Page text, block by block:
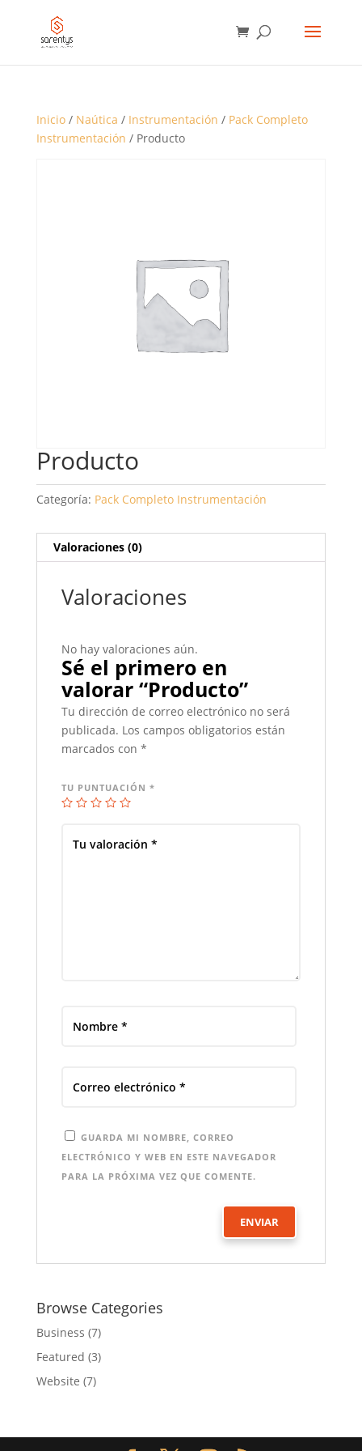
PRODUCTOS
Inicio/ Naútica / Instrumentación / Pack Completo
Instrumentación / Producto
Producto
Categoría: Pack Completo Instrumentación
Valoraciones (0)
Valoraciones
No hay valoraciones aún.
Sé el primero en
valorar “Producto”
Tu dirección de correo electrónico no será
publicada. Los campos obligatorios están
marcados con *
TU PUNTUACIÓN *
GUARDA MI NOMBRE, CORREO
ELECTRÓNICO Y WEB EN ESTE NAVEGADOR
PARA LA PRÓXIMA VEZ QUE COMENTE.
Browse Categories
Business (7)
Featured (3)
Website (7)